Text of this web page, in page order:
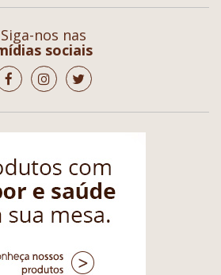
Siga-nos nas
sociais